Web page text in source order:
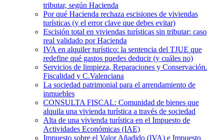
tributar, según Hacienda
Por qué Hacienda rechaza escisiones de viviendas
turísticas (y el error clave que debes evitar)
Escisión total en viviendas turísticas sin tributar: caso
real validado por Hacienda
IVA en alquiler turístico: la sentencia del TJUE que
redefine qué gastos puedes deducir (y cuáles no)
Servicios de limpieza, Reparaciones y Conservación.
Fiscalidad y C.Valenciana
La sociedad patrimonial para el arrendamiento de
inmuebles
CONSULTA FISCAL: Comunidad de bienes que
alquila una vivienda turística a través de sociedad
Alta de una vivienda turística en el Impuesto de
Actividades Económicas (IAE)
Impuesto sobre el Valor Añadido (IVA) e Impuesto